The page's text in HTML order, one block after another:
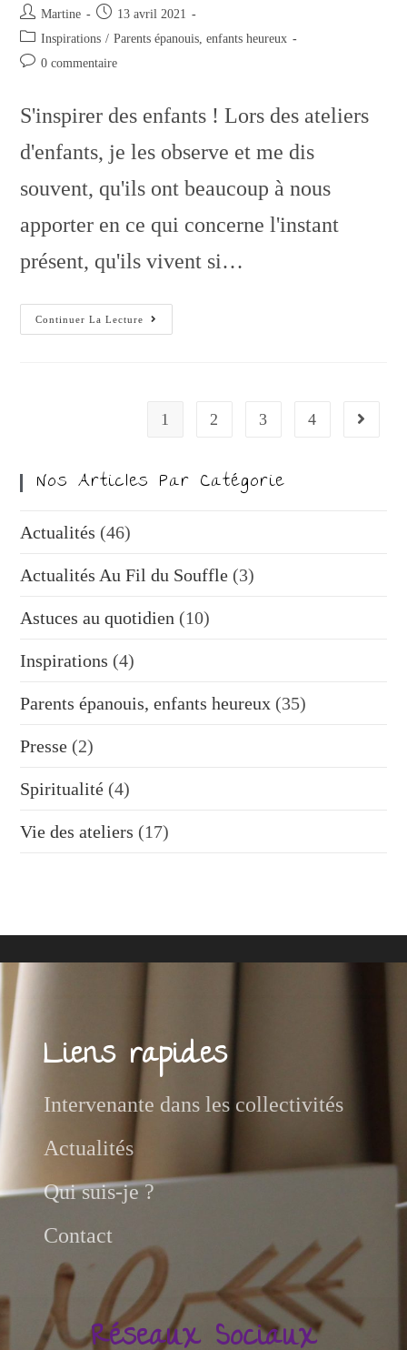
Martine
13 avril 2021
Inspirations / Parents épanouis, enfants heureux
0 commentaire
S'inspirer des enfants ! Lors des ateliers
d'enfants, je les observe et me dis
souvent, qu'ils ont beaucoup à nous
apporter en ce qui concerne l'instant
présent, qu'ils vivent si…
Continuer La Lecture
1 2 3 4
Nos Articles Par Catégorie
Actualités (46)
Actualités Au Fil du Souffle (3)
Astuces au quotidien (10)
Inspirations (4)
Parents épanouis, enfants heureux (35)
Presse (2)
Spiritualité (4)
Vie des ateliers (17)
Réseaux Sociaux
Liens rapides
Intervenante dans les collectivités
Actualités
Qui suis-je ?
Contact